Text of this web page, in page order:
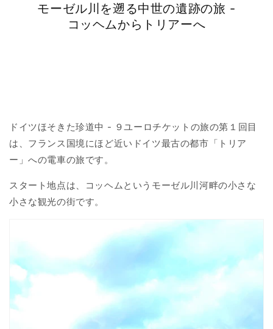
モーゼル川を遡る中世の遺跡の旅 -
コッヘムからトリアーへ
ドイツほそきた珍道中 - ９ユーロチケットの旅の第１回目
は、フランス国境にほど近いドイツ最古の都市「トリア
ー」への電車の旅です。
スタート地点は、コッヘムというモーゼル川河畔の小さな
小さな観光の街です。